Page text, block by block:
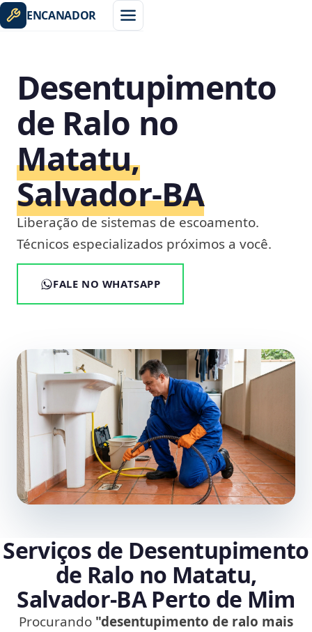
ENCANADOR
Desentupimento
de Ralo no
Matatu,
Salvador‑BA
Liberação de sistemas de escoamento.
Técnicos especializados próximos a você.
FALE NO WHATSAPP
Serviços de Desentupimento
de Ralo no Matatu,
Salvador‑BA Perto de Mim
Procurando "desentupimento de ralo mais